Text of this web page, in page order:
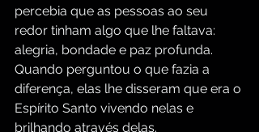
percebia que as pessoas ao seu
redor tinham algo que lhe faltava:
alegria, bondade e paz profunda.
Quando perguntou o que fazia a
diferença, elas lhe disseram que era o
Espírito Santo vivendo nelas e
brilhando através delas.